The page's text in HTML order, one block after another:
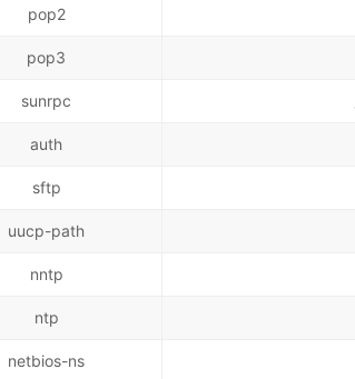
pop2
pop3
sunrpc
auth
sftp
uucp-path
nntp
ntp
netbios-ns